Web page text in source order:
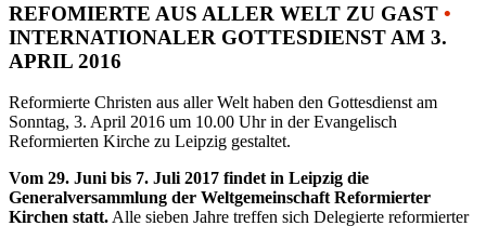
REFOMIERTE AUS ALLER WELT ZU GAST •
INTERNATIONALER GOTTESDIENST AM 3.
APRIL 2016
Reformierte Christen aus aller Welt haben den Gottesdienst am
Sonntag, 3. April 2016 um 10.00 Uhr in der Evangelisch
Reformierten Kirche zu Leipzig gestaltet.
Vom 29. Juni bis 7. Juli 2017 findet in Leipzig die
Generalversammlung der Weltgemeinschaft Reformierter
Kirchen statt.Alle sieben Jahre treffen sich Delegierte reformierter